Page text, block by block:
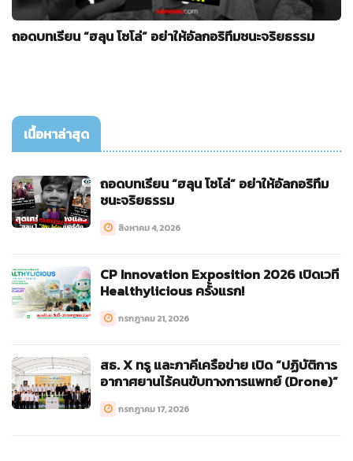
ถอดบทเรียน “ฮลุน โซโล่” อย่าให้อัลกอริทึมชนะจริยธรรม
เนื้อหาล่าสุด
ถอดบทเรียน “ฮลุน โซโล่” อย่าให้อัลกอริทึม
ชนะจริยธรรม
สิงหาคม 4, 2026
CP Innovation Exposition 2026 เปิดเวที
Healthylicious ครั้งแรก!
กรกฎาคม 21, 2026
สธ. X ทรู และภาคีเครือข่าย เปิด “ปฏิบัติการ
อากาศยานไร้คนขับทางการแพทย์ (Drone)”
กรกฎาคม 17, 2026